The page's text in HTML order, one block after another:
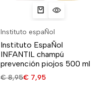
Instituto espaÑol
Instituto EspaÑol
INFANTIL champú
prevención piojos 500 ml
€8,95€ 7,95